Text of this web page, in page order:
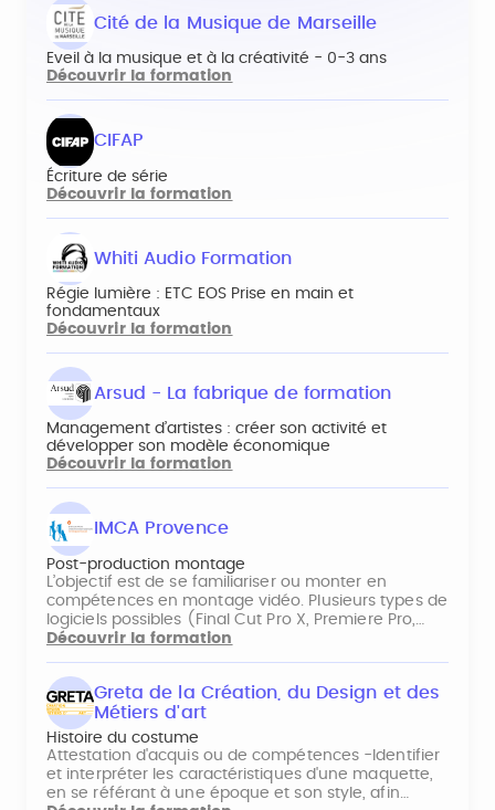
Cité de la Musique de Marseille
Eveil à la musique et à la créativité - 0-3 ans
Découvrir la formation
CIFAP
Écriture de série
Découvrir la formation
Whiti Audio Formation
Régie lumière : ETC EOS Prise en main et
fondamentaux
Découvrir la formation
Arsud - La fabrique de formation
Management d’artistes : créer son activité et
développer son modèle économique
Découvrir la formation
IMCA Provence
Post-production montage
L’objectif est de se familiariser ou monter en
compétences en montage vidéo. Plusieurs types de
logiciels possibles (Final Cut Pro X, Premiere Pro,…
Découvrir la formation
Greta de la Création, du Design et des
Métiers d'art
Histoire du costume
Attestation d'acquis ou de compétences -Identifier
et interpréter les caractéristiques d'une maquette,
en se référant à une époque et son style, afin…